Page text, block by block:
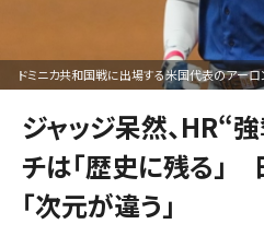
ドミニカ共和国戦に出場する米国代表のアーロ
ジャッジ呆然、HR“
チは「歴史に残る」
「次元が違う」